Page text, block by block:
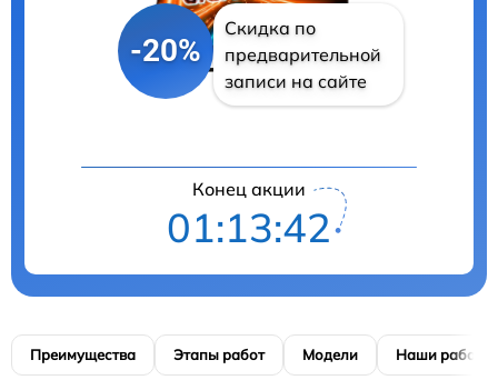
-20%
Скидка по
предварительной
записи на сайте
Конец акции
01:13:41
Преимущества Этапы работ Модели Наши работы